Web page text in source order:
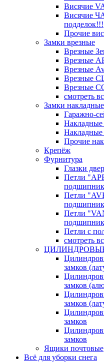
Висячие
Висячие
подделок!!!
Прочие
Замки врезные
Врезные
Врезные
Врезные
Врезные
Врезные
смотреть
Замки накладные
Гаражно-
Накладные
Прочие
Крепёж
Фурнитура
Глазки
Петли
Петли
Петли
Петли с
смотреть
замков
замков
замков
замков
замков
Ящики почтовые
Всё для уборки снега